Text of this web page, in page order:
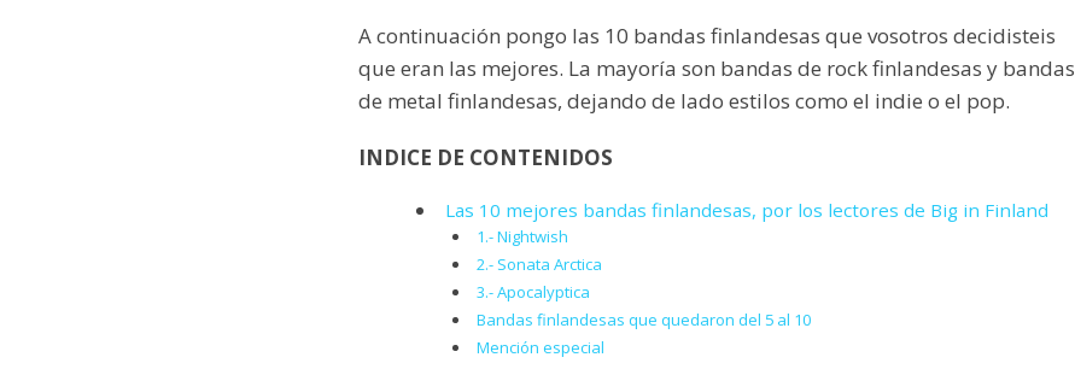
A continuación pongo las 10 bandas finlandesas que vosotros decidisteis
que eran las mejores. La mayoría son bandas de rock finlandesas y bandas
de metal finlandesas, dejando de lado estilos como el indie o el pop.
INDICE DE CONTENIDOS
Las 10 mejores bandas finlandesas, por los lectores de Big in Finland
1.- Nightwish
2.- Sonata Arctica
3.- Apocalyptica
Bandas finlandesas que quedaron del 5 al 10
Mención especial